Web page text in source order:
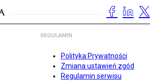
REGULAMIN
Polityka Prywatności
Zmiana ustawień zgód
Regulamin serwisu